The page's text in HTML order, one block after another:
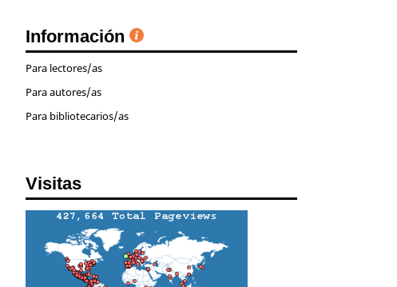
Información
Para lectores/as
Para autores/as
Para bibliotecarios/as
Visitas